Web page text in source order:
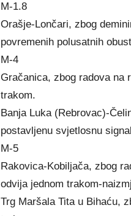
M-1.8
Orašje-Lončari, zbog
povremenih polusatnih
M-4
Gračanica, zbog radova na
trakom.
Banja Luka (Rebrovac)-
postavljenu svjetlosnu
M-5
Rakovica-Kobiljača, zbog
odvija jednom trakom-
Trg Maršala Tita u Bihaću,